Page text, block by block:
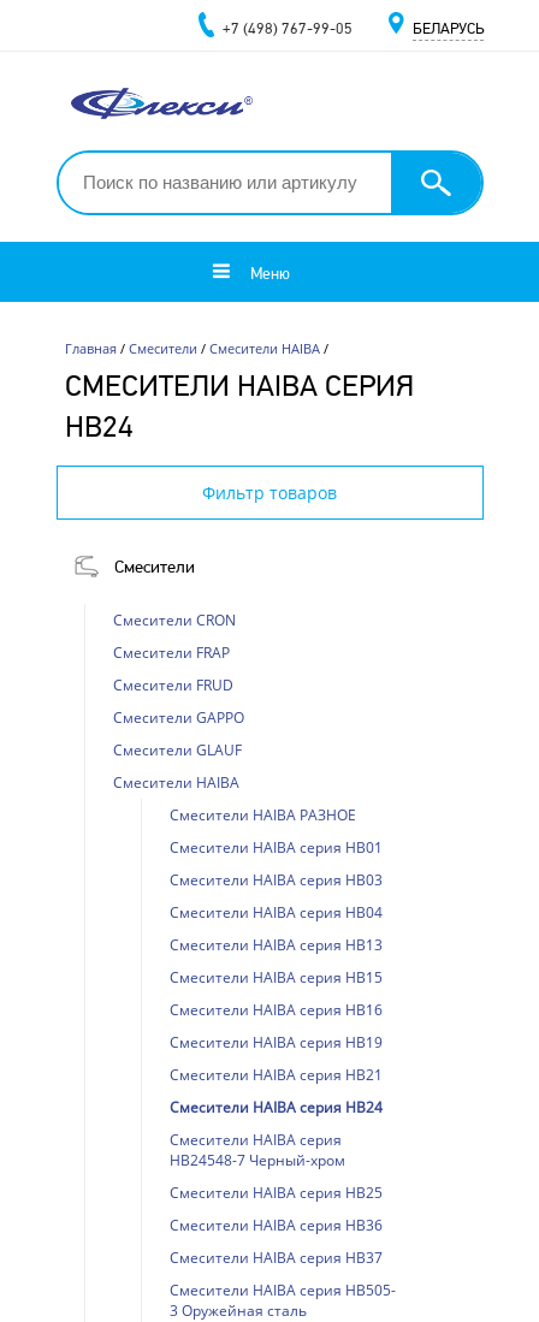
+7 (498) 767-99-05 БЕЛАРУСЬ
Меню
Главная/ Смесители / Смесители HAIBA/
СМЕСИТЕЛИ HAIBA СЕРИЯ
HB24
Фильтр товаров
Смесители
Смесители CRON
Смесители FRAP
Смесители FRUD
Смесители GAPPO
Смесители GLAUF
Смесители HAIBA
Смесители HAIBA РАЗНОЕ
Смесители HAIBA серия HB01
Смесители HAIBA серия HB03
Смесители HAIBA серия HB04
Смесители HAIBA серия HB13
Смесители HAIBA серия HB15
Смесители HAIBA серия HB16
Смесители HAIBA серия HB19
Смесители HAIBA серия HB21
Смесители HAIBA серия HB24
Смесители HAIBA серия
HB24548-7 Черный-хром
Смесители HAIBA серия HB25
Смесители HAIBA серия HB36
Смесители HAIBA серия HB37
Смесители HAIBA серия HB505-
3 Оружейная сталь